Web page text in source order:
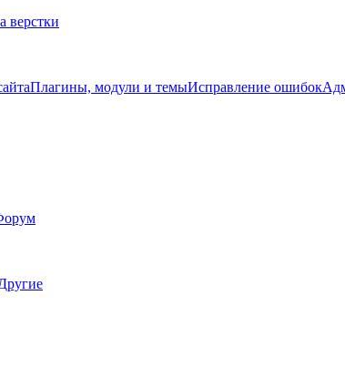
верстки
Плагины, модули и темыИсправление ошибок